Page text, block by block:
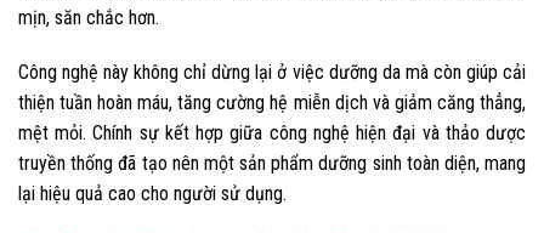
mịn, săn chắc hơn.
Công nghệ này không chỉ dừng lại ở việc dưỡng da mà còn giúp cải
thiện tuần hoàn máu, tăng cường hệ miễn dịch và giảm căng thẳng,
mệt mỏi. Chính sự kết hợp giữa công nghệ hiện đại và thảo dược
truyền thống đã tạo nên một sản phẩm dưỡng sinh toàn diện, mang
lại hiệu quả cao cho người sử dụng.